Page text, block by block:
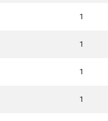
1
1
1
1